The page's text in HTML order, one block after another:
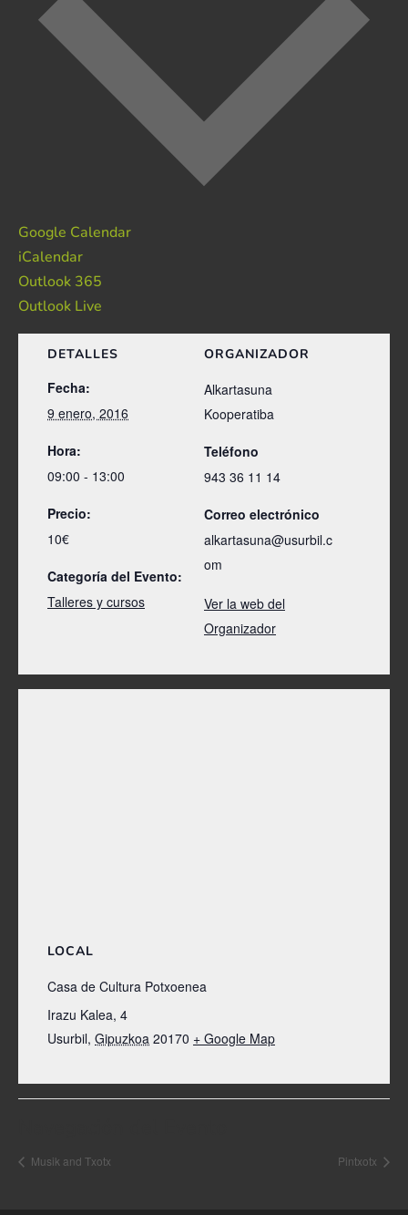
Google Calendar
iCalendar
Outlook 365
Outlook Live
DETALLES
Fecha:
9 enero, 2016
Hora:
09:00 - 13:00
Precio:
10€
Categoría del Evento:
Talleres y cursos
ORGANIZADOR
Alkartasuna
Kooperatiba
Teléfono
943 36 11 14
Correo electrónico
alkartasuna@usurbil.c
om
Ver la web del
Organizador
LOCAL
Casa de Cultura Potxoenea
Irazu Kalea, 4
Usurbil, Gipuzkoa 20170 + Google Map
Musik and Txotx Pintxotx